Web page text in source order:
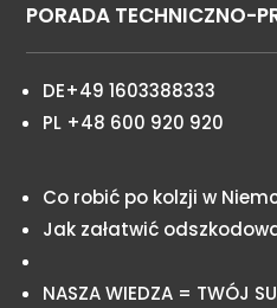
PORADA TECHNICZNO-
DE+49 1603388333
PL +48 600 920 920
Co robić po kolzji w
Jak załatwić
NASZA WIEDZA = TWÓJ